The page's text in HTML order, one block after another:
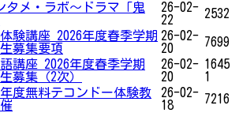
タメ・ラボ～ドラマ「鬼
26-02-
22
2532
験講座 2026年度春季学期
募集要項
26-02-
20
7699
講座 2026年度春季学期
募集（2次）
26-02-
20
1645
1
年度無料テコンドー体験教
26-02-
18
7216